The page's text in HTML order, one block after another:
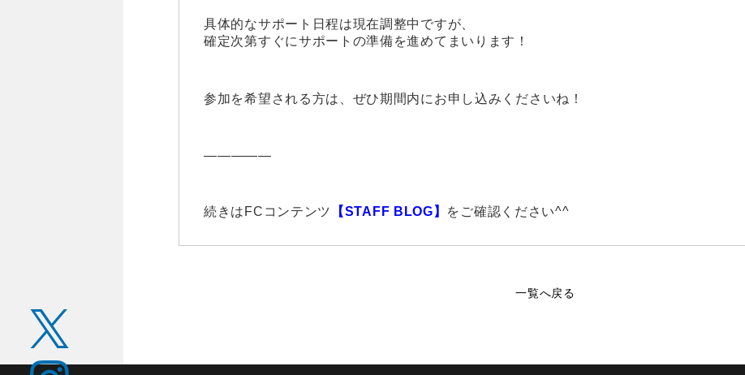
具体的なサポート日程は現在調整中ですが、
確定次第すぐにサポートの準備を進めてまいります！
参加を希望される方は、ぜひ期間内にお申し込みくださいね！
—————
続きはFCコンテンツ 【STAFF BLOG 】 をご確認ください^^
一覧へ戻る